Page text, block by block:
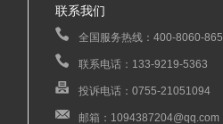
联系我们
全国服务热线：400-8060-865
联系电话：133-9219-5363
投诉电话：0755-21051094
邮箱：1094387204@qq.com